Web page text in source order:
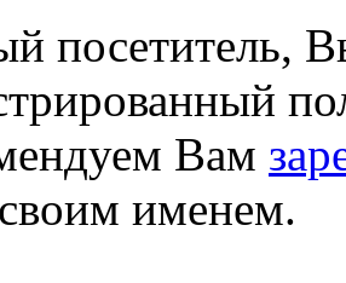
посетитель,
Вам
именем.